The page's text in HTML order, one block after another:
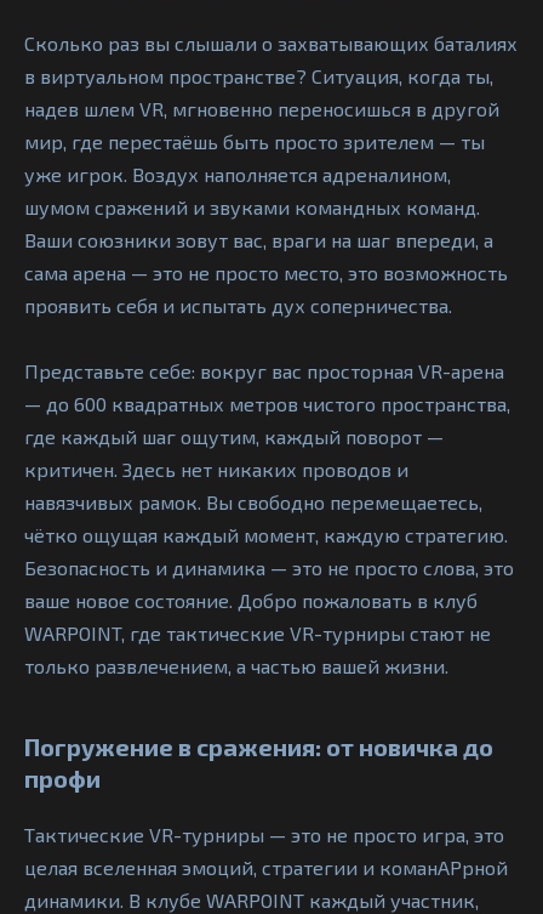
Сколько раз вы слышали о захватывающих баталиях
в виртуальном пространстве? Ситуация, когда ты,
надев шлем VR, мгновенно переносишься в другой
мир, где перестаёшь быть просто зрителем — ты
уже игрок. Воздух наполняется адреналином,
шумом сражений и звуками командных команд.
Ваши союзники зовут вас, враги на шаг впереди, а
сама арена — это не просто место, это возможность
проявить себя и испытать дух соперничества.
Представьте себе: вокруг вас просторная VR-арена
— до 600 квадратных метров чистого пространства,
где каждый шаг ощутим, каждый поворот —
критичен. Здесь нет никаких проводов и
навязчивых рамок. Вы свободно перемещаетесь,
чётко ощущая каждый момент, каждую стратегию.
Безопасность и динамика — это не просто слова, это
ваше новое состояние. Добро пожаловать в клуб
WARPOINT, где тактические VR-турниры стают не
только развлечением, а частью вашей жизни.
Погружение в сражения: от новичка до
профи
Тактические VR-турниры — это не просто игра, это
целая вселенная эмоций, стратегии и команAPрной
динамики. В клубе WARPOINT каждый участник,